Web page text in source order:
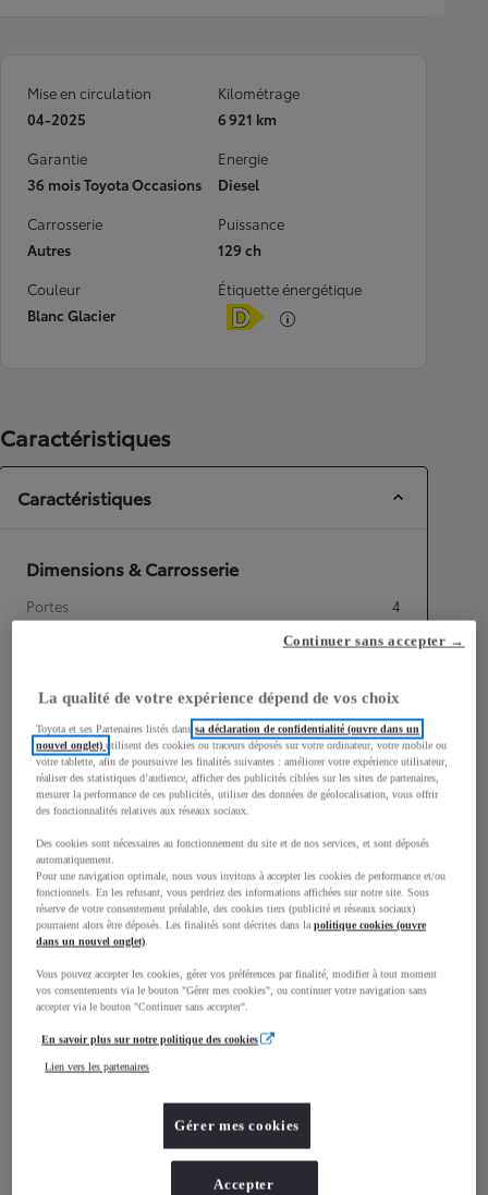
Mise en circulation
04-2025
Kilométrage
6 921 km
Garantie
36 mois Toyota Occasions
Energie
Diesel
Carrosserie
Autres
Puissance
129 ch
Couleur
Blanc Glacier
Étiquette énergétique
Caractéristiques
Caractéristiques
Dimensions & Carrosserie
Portes
4
Places
2
Longueur
4 401mm
Hauteur
1 860
mm
1 921 mm
Consommation mixte
Consommation mixte
La qualité de votre expérience dépend de vos choix
Toyota et ses Partenaires listés danssa déclaration de confidentialité (ouvre dans un
nouvel onglet)utilisent des cookies ou traceurs déposés sur votre ordinateur, votre mobile ou
votre tablette, afin de poursuivre les finalités suivantes : améliorer votre expérience utilisateur,
réaliser des statistiques d’audience, afficher des publicités ciblées sur les sites de partenaires,
mesurer la performance de ces publicités, utiliser des données de géolocalisation, vous offrir
des fonctionnalités relatives aux réseaux sociaux.
Des cookies sont nécessaires au fonctionnement du site et de nos services, et sont déposés
automatiquement.
Pour une navigation optimale, nous vous invitons à accepter les cookies de performance et/ou
fonctionnels. En les refusant, vous perdriez des informations affichées sur notre site. Sous
réserve de votre consentement préalable, des cookies tiers (publicité et réseaux sociaux)
pourraient alors être déposés. Les finalités sont décrites dans lapolitique cookies (ouvre
dans un nouvel onglet).
Vous pouvez accepter les cookies, gérer vos préférences par finalité, modifier à tout moment
vos consentements via le bouton "Gérer mes cookies", ou continuer votre navigation sans
accepter via le bouton "Continuer sans accepter".
En savoir plus sur notre politique des cookies
Lien vers les partenaires
Gérer mes cookies
Continuer sans accepter →
Accepter